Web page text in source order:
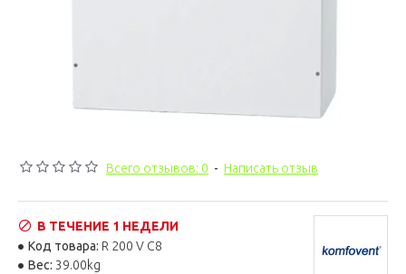
Всего отзывов: 0 - Написать отзыв
В ТЕЧЕНИЕ 1 НЕДЕЛИ
Код товара: R 200 V C8
Вес: 39.00kg